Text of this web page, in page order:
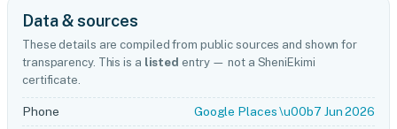
Data & sources
These details are compiled from public sources and shown for
transparency. This is a listed entry — not a SheniEkimi
certificate.
Phone
Google Places \u00b7 Jun 2026